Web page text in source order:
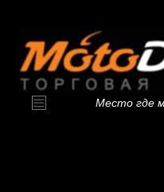
Место где